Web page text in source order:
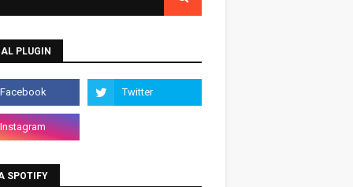
PLUGIN
SPOTIFY